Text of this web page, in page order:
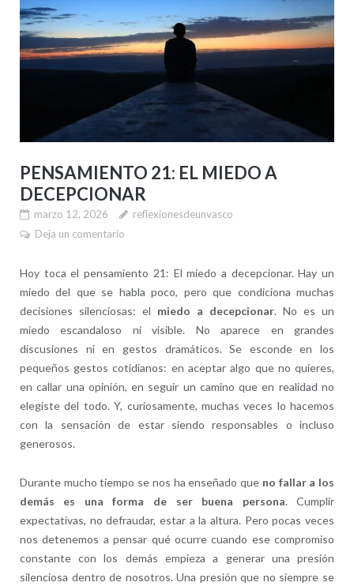
PENSAMIENTO 21: EL MIEDO A
DECEPCIONAR
marzo 12, 2026
reflexionesdeunvasco
Deja un comentario
Hoy toca el pensamiento 21: El miedo a decepcionar. Hay un
miedo del que se habla poco, pero que condiciona muchas
decisiones silenciosas: el miedo a decepcionar. No es un
miedo escandaloso ni visible. No aparece en grandes
discusiones ni en gestos dramáticos. Se esconde en los
pequeños gestos cotidianos: en aceptar algo que no quieres,
en callar una opinión, en seguir un camino que en realidad no
elegiste del todo. Y, curiosamente, muchas veces lo hacemos
con la sensación de estar siendo responsables o incluso
generosos.
Durante mucho tiempo se nos ha enseñado que no fallar a los
demás es una forma de ser buena persona. Cumplir
expectativas, no defraudar, estar a la altura. Pero pocas veces
nos detenemos a pensar qué ocurre cuando ese compromiso
constante con los demás empieza a generar una presión
silenciosa dentro de nosotros. Una presión que no siempre se